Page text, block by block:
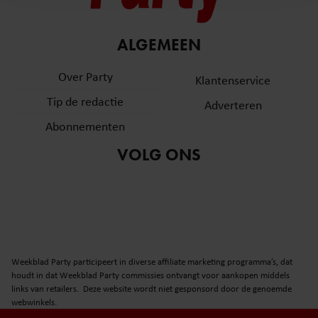
en om ons websiteverkeer te analyseren. Ook delen we
informatie over uw gebruik van onze site met onze
partners voor social media, adverteren en analyse. Deze
informatie die u aan ze heeft verstrekt of die ze hebben
gaat akkoord met onze cookies als u onze website blijft
gebruiken.
ALGEMEEN
Over Party
Tip de redactie
Abonnementen
Klantenservice
Adverteren
VOLG ONS
Weekblad Party participeert in diverse affiliate marketing programma’s, dat
houdt in dat Weekblad Party commissies ontvangt voor aankopen middels
links van retailers. Deze website wordt niet gesponsord door de genoemde
webwinkels.